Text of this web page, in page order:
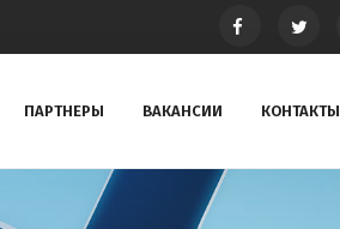
ПАРТНЕРЫ ВАКАНСИИ КОНТАКТЫ